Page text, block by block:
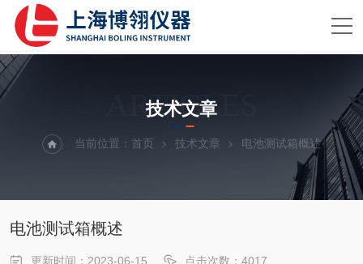
ARTICLES
技术文章
当前位置： 首页 技术文章 电池测试箱概述
电池测试箱概述
更新时间：2023-06-15 点击次数：4017